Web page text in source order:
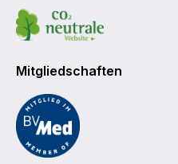
Mitgliedschaften